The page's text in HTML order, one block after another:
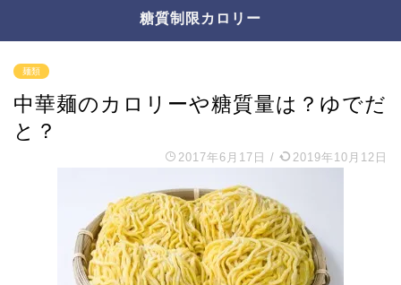
糖質制限カロリー
麺類
中華麺のカロリーや糖質量は？ゆでだ
と？
2017年6月17日 / 2019年10月12日